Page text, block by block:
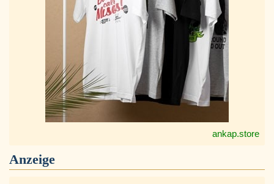
ankap.store
Anzeige